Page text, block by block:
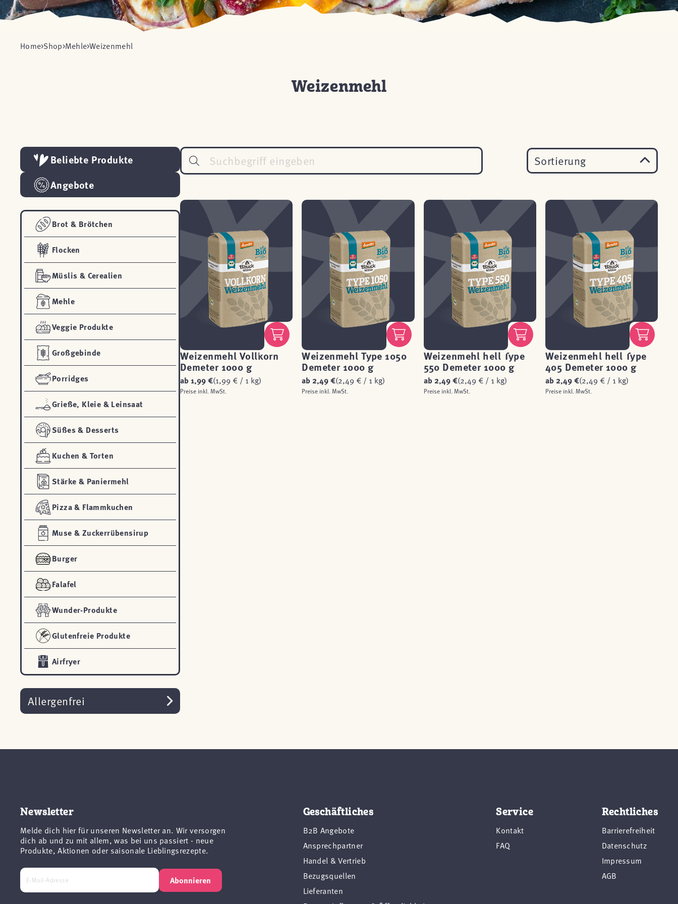
Home Shop Mehle Weizenmehl
Weizenmehl
Sortierung
Weizenmehl Vollkorn
Demeter 1000 g
ab1,99 €(1,99 € / 1 kg)
Preise inkl. MwSt.
Weizenmehl Type 1050
Demeter 1000 g
ab 2,49 €(2,49 € / 1 kg)
Preise inkl. MwSt.
Weizenmehl hell Type
550 Demeter 1000 g
ab 2,49 €(2,49 € / 1 kg)
Preise inkl. MwSt.
Weizenmehl hell Type
405 Demeter 1000 g
ab 2,49 €(2,49 € / 1 kg)
Preise inkl. MwSt.
Beliebte Produkte
Angebote
Brot & Brötchen
Flocken
Müslis & Cerealien
Mehle
Veggie Produkte
Großgebinde
Porridges
Grieße, Kleie & Leinsaat
Süßes & Desserts
Kuchen & Torten
Stärke & Paniermehl
Pizza & Flammkuchen
Muse & Zuckerrübensirup
Burger
Falafel
Wunder-Produkte
Glutenfreie Produkte
Airfryer
Allergenfrei
Newsletter
Melde dich hier für unseren Newsletter an. Wir versorgen
dich ab und zu mit allem, was bei uns passiert - neue
Produkte, Aktionen oder saisonale Lieblingsrezepte.
Abonnieren
Geschäftliches
B2B Angebote
Ansprechpartner
Handel & Vertrieb
Bezugsquellen
Lieferanten
Service
Kontakt
FAQ
Rechtliches
Barrierefreiheit
Datenschutz
Impressum
AGB